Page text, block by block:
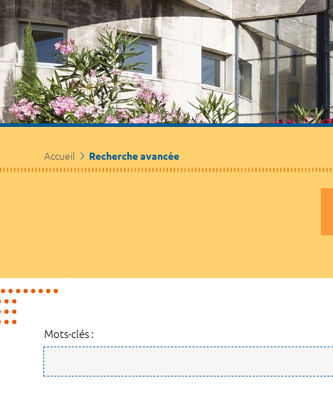
Accueil Recherche avancée
Mots-clés :